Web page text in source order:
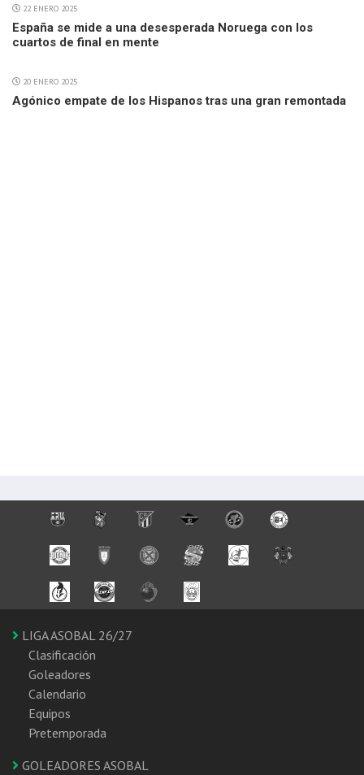
22 ENERO 2025
España se mide a una desesperada Noruega con los
cuartos de final en mente
20 ENERO 2025
Agónico empate de los Hispanos tras una gran remontada
LIGA ASOBAL 26/27
Clasificación
Goleadores
Calendario
Equipos
Pretemporada
GOLEADORES ASOBAL